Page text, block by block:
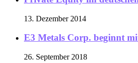
13. Dezember 2014
E3 Metals Corp. beginnt
26. September 2018